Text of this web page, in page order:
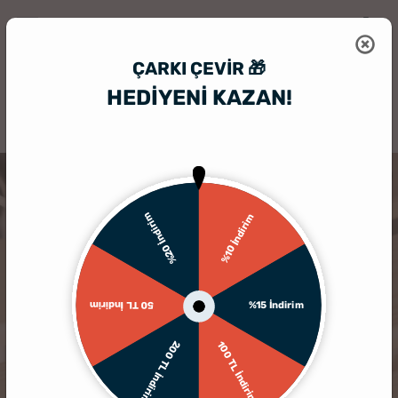
ÇARKI ÇEVIR 🎁
HEDİYENİ KAZAN!
%10 İndirim
%15 İndirim
100 TL İndirim
200 TL İndirim
50 TL İndirim
%20 İndirim